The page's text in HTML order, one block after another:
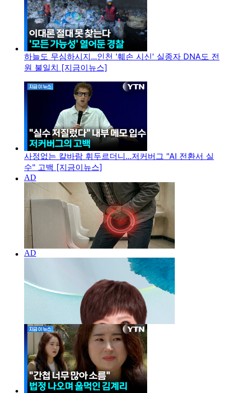
하늘도 무심하시지...인천 '훼손 시신' 실종자 DNA도 전
원 불일치 [지금이뉴스]
사정없는 칼바람 휘두르더니...저커버그 "AI 전환서 실
수" 고백 [지금이뉴스]